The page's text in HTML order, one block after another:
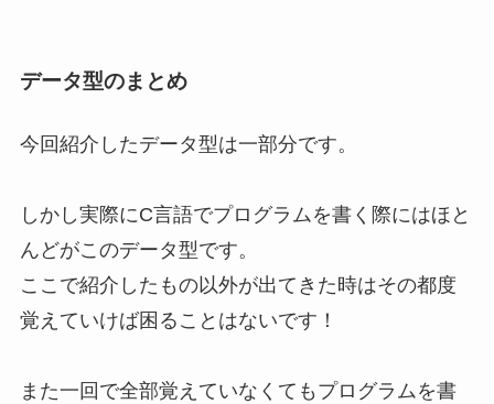
データ型のまとめ
今回紹介したデータ型は一部分です。
しかし実際にC言語でプログラムを書く際にはほと
んどがこのデータ型です。
ここで紹介したもの以外が出てきた時はその都度
覚えていけば困ることはないです！
また一回で全部覚えていなくてもプログラムを書